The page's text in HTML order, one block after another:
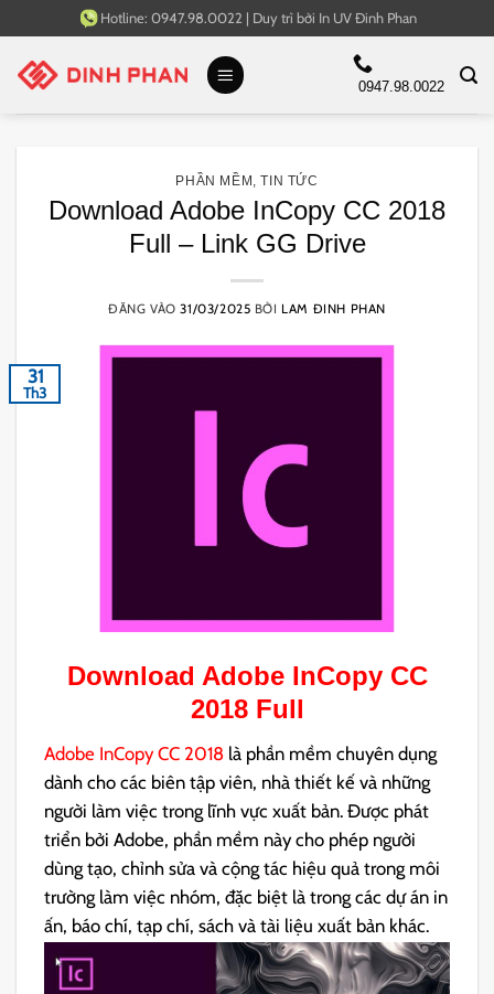
qua
nội
Hotline: 0947.98.0022 | Duy trì bởi In UV Đinh Phan
0947.98.0022
PHẦN MỀM ,TIN TỨC
Download Adobe InCopy CC 2018
Full – Link GG Drive
ĐĂNG VÀO31/03/2025 BỞI LAM ĐINH PHAN
31
Th3
Download Adobe InCopy CC
2018Full
Adobe InCopy CC 2018 là phần mềm chuyên dụng
dành cho các biên tập viên, nhà thiết kế và những
người làm việc trong lĩnh vực xuất bản. Được phát
triển bởi Adobe, phần mềm này cho phép người
dùng tạo, chỉnh sửa và cộng tác hiệu quả trong môi
trường làm việc nhóm, đặc biệt là trong các dự án in
ấn, báo chí, tạp chí, sách và tài liệu xuất bản khác.